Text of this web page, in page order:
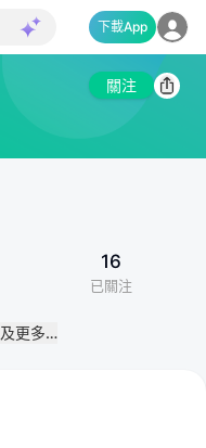
下載App
關注
16
已關注
及更多…